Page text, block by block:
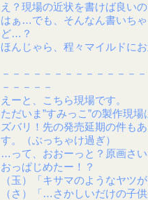
え？現場の近状を書けば良い
はぁ…でも、そんなん書いち
ど…？
ほんじゃら、程々マイルドに
－－－－－－－－－－－－－
－－－－－
えーと、こちら現場です。
ただいま”すみっこ”の製作現
ズバリ！先の発売延期の件も
す。（ぶっちゃけ過ぎ）
…って、おおーっと？原画さ
おっぱじめたー！？
（玉）「キサマのようなヤツ
（さ）「…さかしいだけの子供